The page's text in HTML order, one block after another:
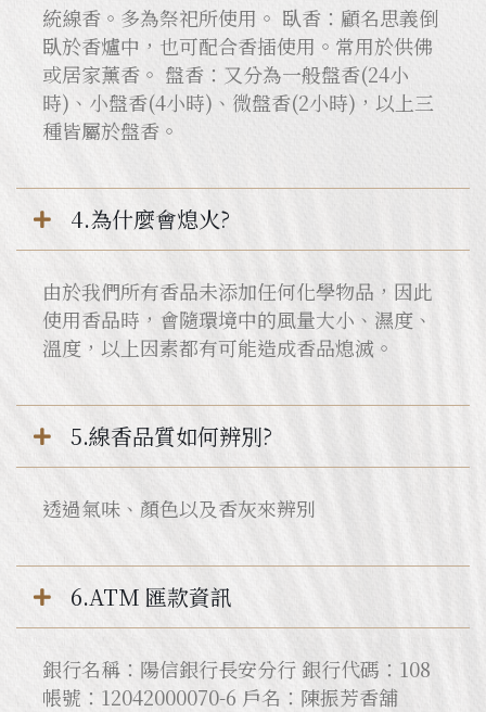
統線香。多為祭祀所使用。 臥香：顧名思義倒
臥於香爐中，也可配合香插使用。常用於供佛
或居家薰香。 盤香：又分為一般盤香(24小
時)、小盤香(4小時)、微盤香(2小時)，以上三
種皆屬於盤香。
4.為什麼會熄火?
由於我們所有香品未添加任何化學物品，因此
使用香品時，會隨環境中的風量大小、濕度、
溫度，以上因素都有可能造成香品熄滅。
5.線香品質如何辨別?
透過氣味、顏色以及香灰來辨別
6.ATM 匯款資訊
銀行名稱：陽信銀行長安分行 銀行代碼：108
帳號：12042000070-6 戶名：陳振芳香舖